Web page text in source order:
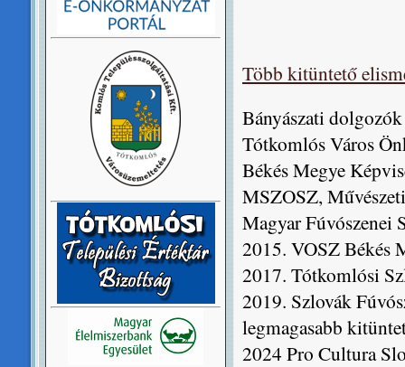
Több kitüntető
Bányászati
Tótkomlós Város
Békés Megye
MSZOSZ,
Magyar Fúvószenei
2015. VOSZ Békés
2017. Tótkomlósi
2019. Szlovák
legmagasabb
2024 Pro Cultura